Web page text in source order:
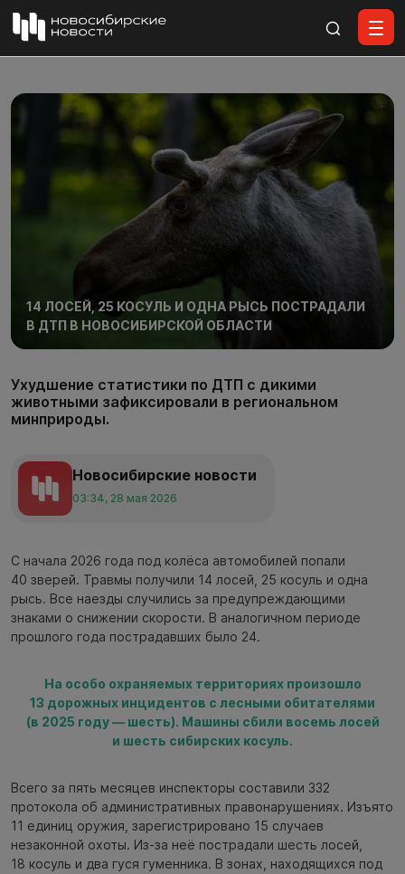
14 ЛОСЕЙ, 25 КОСУЛЬ И ОДНА РЫСЬ ПОСТРАДАЛИ
В ДТП В НОВОСИБИРСКОЙ ОБЛАСТИ
Ухудшение статистики по ДТП с дикими
животными зафиксировали в региональном
минприроды.
Новосибирские новости
03:34, 28 мая 2026
С начала 2026 года под колёса автомобилей попали
40 зверей. Травмы получили 14 лосей, 25 косуль и одна
рысь. Все наезды случились за предупреждающими
знаками о снижении скорости. В аналогичном периоде
прошлого года пострадавших было 24.
На особо охраняемых территориях произошло
13 дорожных инцидентов с лесными обитателями
(в 2025 году — шесть). Машины сбили восемь лосей
и шесть сибирских косуль.
Всего за пять месяцев инспекторы составили 332
протокола об административных правонарушениях. Изъято
11 единиц оружия, зарегистрировано 15 случаев
незаконной охоты. Из-за неё пострадали шесть лосей,
18 косуль и два гуся гуменника. В зонах, находящихся под